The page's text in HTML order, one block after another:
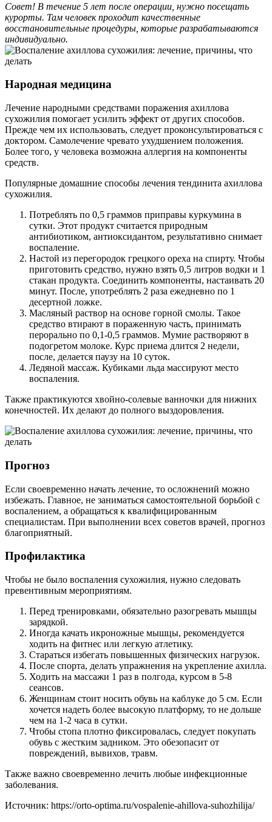
Совет! В течение 5 лет после операции, нужно посещать
курорты. Там человек проходит качественные
восстановительные процедуры, которые разрабатываются
индивидуально.
Народная медицина
Лечение народными средствами поражения ахиллова
сухожилия помогает усилить эффект от других способов.
Прежде чем их использовать, следует проконсультироваться с
доктором. Самолечение чревато ухудшением положения.
Более того, у человека возможна аллергия на компоненты
средств.
Популярные домашние способы лечения тендинита ахиллова
сухожилия.
Потреблять по 0,5 граммов приправы куркумина в
сутки. Этот продукт считается природным
антибиотиком, антиоксидантом, результативно снимает
воспаление.
Настой из перегородок грецкого ореха на спирту. Чтобы
приготовить средство, нужно взять 0,5 литров водки и 1
стакан продукта. Соединить компоненты, настаивать 20
минут. После, употреблять 2 раза ежедневно по 1
десертной ложке.
Масляный раствор на основе горной смолы. Такое
средство втирают в пораженную часть, принимать
перорально по 0,1-0,5 граммов. Мумие растворяют в
подогретом молоке. Курс приема длится 2 недели,
после, делается паузу на 10 суток.
Ледяной массаж. Кубиками льда массируют место
воспаления.
Также практикуются хвойно-солевые ванночки для нижних
конечностей. Их делают до полного выздоровления.
Прогноз
Если своевременно начать лечение, то осложнений можно
избежать. Главное, не заниматься самостоятельной борьбой с
воспалением, а обращаться к квалифицированным
специалистам. При выполнении всех советов врачей, прогноз
благоприятный.
Профилактика
Чтобы не было воспаления сухожилия, нужно следовать
превентивным мероприятиям.
Перед тренировками, обязательно разогревать мышцы
зарядкой.
Иногда качать икроножные мышцы, рекомендуется
ходить на фитнес или легкую атлетику.
Стараться избегать повышенных физических нагрузок.
После спорта, делать упражнения на укрепление ахилла.
Ходить на массажи 1 раз в полгода, курсом в 5-8
сеансов.
Женщинам стоит носить обувь на каблуке до 5 см. Если
хочется надеть более высокую платформу, то не дольше
чем на 1-2 часа в сутки.
Чтобы стопа плотно фиксировалась, следует покупать
обувь с жестким задником. Это обезопасит от
повреждений, вывихов, травм.
Также важно своевременно лечить любые инфекционные
заболевания.
Источник: https://orto-optima.ru/vospalenie-ahillova-suhozhilija/